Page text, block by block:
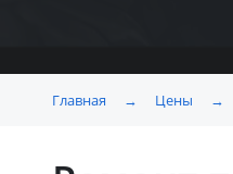
Главная → Цены →